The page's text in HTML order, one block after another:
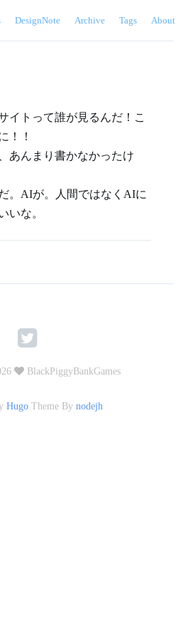
DesignNote Archive Tags About
イトって誰が見るんだ！こ
！！
あんまり書かなかったけ
。AIが。人間ではなくAIに
いな。
BlackPiggyBankGames
HugoTheme By nodejh